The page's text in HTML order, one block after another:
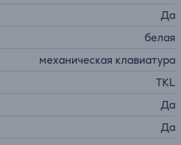
Да
белая
механическая клавиатура
TKL
Да
Да